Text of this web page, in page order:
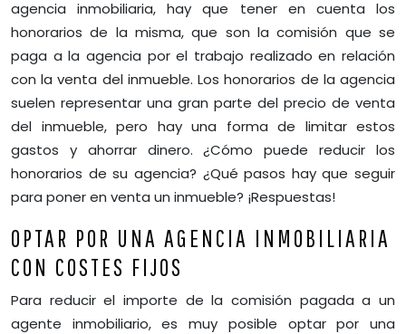
agencia inmobiliaria, hay que tener en cuenta los
honorarios de la misma, que son la comisión que se
paga a la agencia por el trabajo realizado en relación
con la venta del inmueble. Los honorarios de la agencia
suelen representar una gran parte del precio de venta
del inmueble, pero hay una forma de limitar estos
gastos y ahorrar dinero. ¿Cómo puede reducir los
honorarios de su agencia? ¿Qué pasos hay que seguir
para poner en venta un inmueble? ¡Respuestas!
OPTAR POR UNA AGENCIA INMOBILIARIA
CON COSTES FIJOS
Para reducir el importe de la comisión pagada a un
agente inmobiliario, es muy posible optar por una